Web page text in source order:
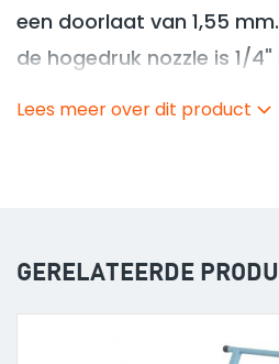
Lees meer over dit product
een doorlaat van 1,55
de hogedruk nozzle is 1/
GERELATEERDE